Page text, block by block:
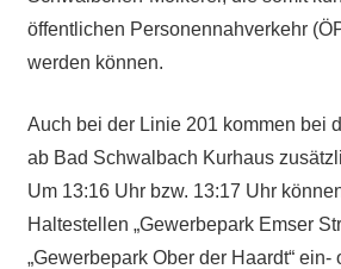
öffentlichen Personennahverkehr
werden können.
Auch bei der Linie 201 kommen bei
ab Bad Schwalbach Kurhaus
Um 13:16 Uhr bzw. 13:17 Uhr
Haltestellen „Gewerbepark Emser
„Gewerbepark Ober der Haardt“ ein-